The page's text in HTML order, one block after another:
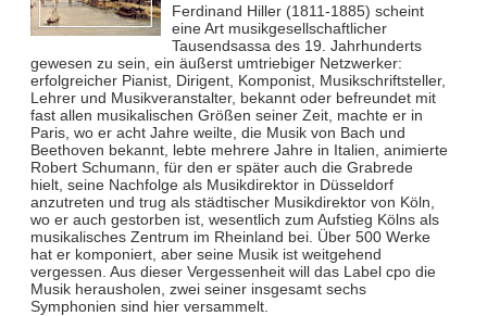
Ferdinand Hiller (1811-1885) scheint
eine Art musikgesellschaftlicher
Tausendsassa des 19. Jahrhunderts
gewesen zu sein, ein äußerst umtriebiger Netzwerker:
erfolgreicher Pianist, Dirigent, Komponist, Musikschriftsteller,
Lehrer und Musikveranstalter, bekannt oder befreundet mit
fast allen musikalischen Größen seiner Zeit, machte er in
Paris, wo er acht Jahre weilte, die Musik von Bach und
Beethoven bekannt, lebte mehrere Jahre in Italien, animierte
Robert Schumann, für den er später auch die Grabrede
hielt, seine Nachfolge als Musikdirektor in Düsseldorf
anzutreten und trug als städtischer Musikdirektor von Köln,
wo er auch gestorben ist, wesentlich zum Aufstieg Kölns als
musikalisches Zentrum im Rheinland bei. Über 500 Werke
hat er komponiert, aber seine Musik ist weitgehend
vergessen. Aus dieser Vergessenheit will das Label cpo die
Musik herausholen, zwei seiner insgesamt sechs
Symphonien sind hier versammelt.